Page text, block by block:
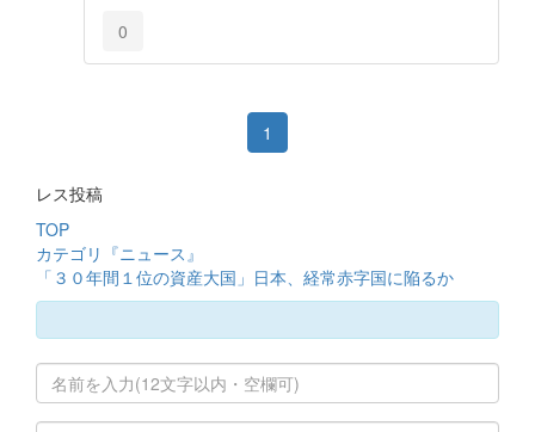
0
1
レス投稿
TOP
カテゴリ『ニュース』
「３０年間１位の資産大国」日本、経常赤字国に陥るか